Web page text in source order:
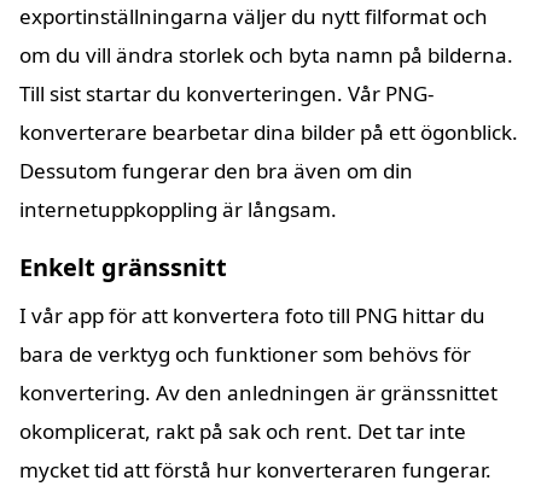
exportinställningarna väljer du nytt filformat och
om du vill ändra storlek och byta namn på bilderna.
Till sist startar du konverteringen. Vår PNG-
konverterare bearbetar dina bilder på ett ögonblick.
Dessutom fungerar den bra även om din
internetuppkoppling är långsam.
Enkelt gränssnitt
I vår app för att konvertera foto till PNG hittar du
bara de verktyg och funktioner som behövs för
konvertering. Av den anledningen är gränssnittet
okomplicerat, rakt på sak och rent. Det tar inte
mycket tid att förstå hur konverteraren fungerar.